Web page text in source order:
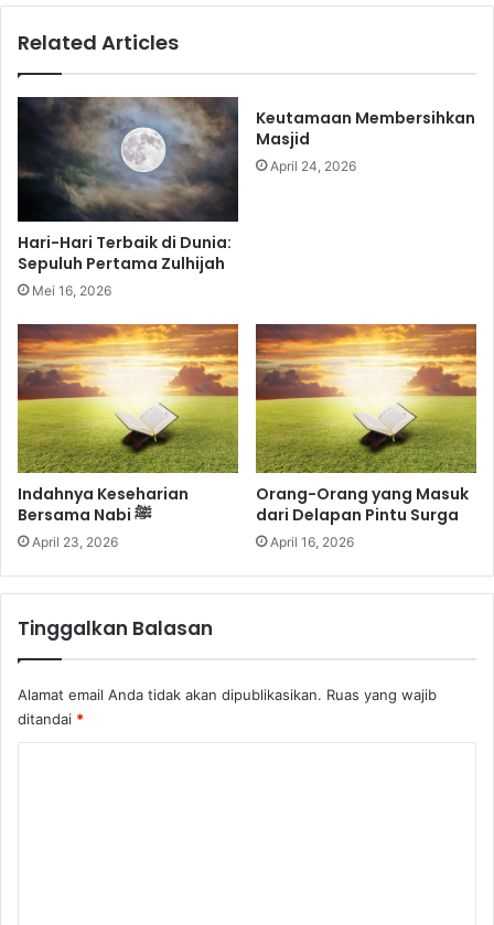
Related Articles
Hari-Hari Terbaik di Dunia:
Sepuluh Pertama Zulhijah
Mei 16, 2026
Keutamaan Membersihkan
Masjid
April 24, 2026
Indahnya Keseharian
Bersama Nabi ﷺ
April 23, 2026
Orang-Orang yang Masuk
dari Delapan Pintu Surga
April 16, 2026
Tinggalkan Balasan
Alamat email Anda tidak akan dipublikasikan. Ruas yang wajib
ditandai *